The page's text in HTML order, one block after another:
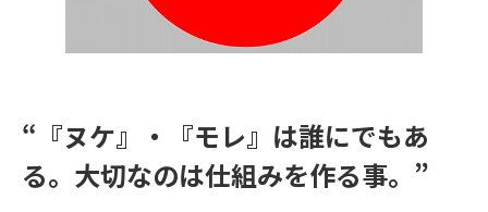
“『ヌケ』・『モレ』は誰にでもあ
る。大切なのは仕組みを作る事。”